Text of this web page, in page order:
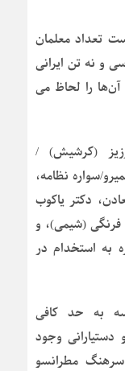
تعداد معلمان
و نه تن ایرانی
را لحاظ می
(کرشیش) /
سواره نظامه،
دکتر یاکوب
فرنگی (شیمی)، و
به استخدام در
به حد کافی
دستیارانی وجود
مطرانسو